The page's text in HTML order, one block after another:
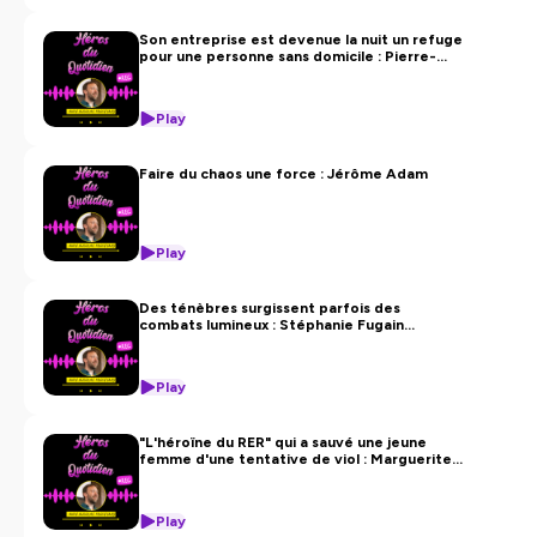
confidentialitepour plus d'informations.
Son entreprise est devenue la nuit un refuge
pour une personne sans domicile : Pierre-
Play
Faire du chaos une force : Jérôme Adam
Play
Des ténèbres surgissent parfois des
combats lumineux : Stéphanie Fugain
Play
"L'héroïne du RER" qui a sauvé une jeune
femme d'une tentative de viol : Marguerite
Play